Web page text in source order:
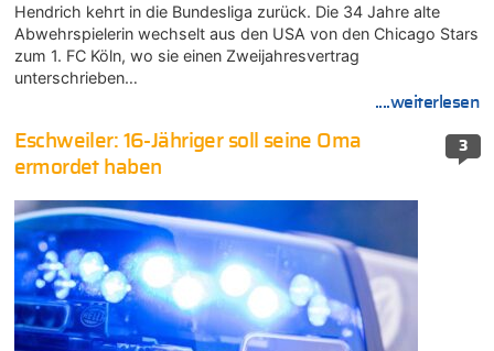
Hendrich kehrt in die Bundesliga zurück. Die 34 Jahre alte
Abwehrspielerin wechselt aus den USA von den Chicago Stars
zum 1. FC Köln, wo sie einen Zweijahresvertrag
unterschrieben…
....weiterlesen
3
Eschweiler: 16-Jähriger soll seine Oma
ermordet haben